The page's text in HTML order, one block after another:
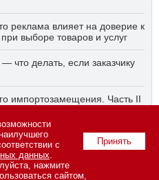
реклама влияет на доверие к
выборе товаров и услуг
что делать, если заказчику
импортозамещения. Часть II
Часть II
конфиденциальности
об авторских правах и порядке
Принять
с
данных.
нажмите
сайтом,